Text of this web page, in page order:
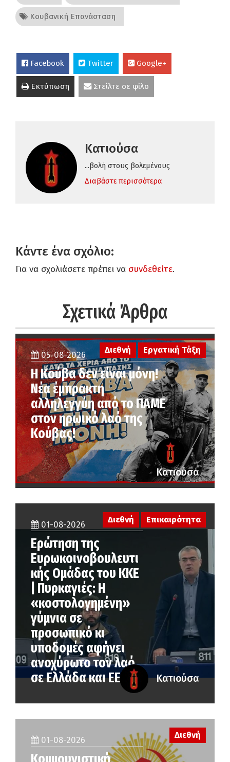
Κουβανική Επανάσταση
Facebook Twitter Google+
Εκτύπωση Στείλτε σε φίλο
Κατιούσα
...βολή στους βολεμένους
Διαβάστε περισσότερα
Κάντε ένα σχόλιο:
Για να σχολιάσετε πρέπει να συνδεθείτε.
Σχετικά Άρθρα
Διεθνή Εργατική Τάξη
05-08-2026
Η Κούβα δεν είναι μόνη!
Νέα έμπρακτη
αλληλεγγύη από το ΠΑΜΕ
στον ηρωικό λαό της
Κούβας!
Κατιούσα
01-08-2026
Ερώτηση της
Ευρωκοινοβουλευτι
κής Ομάδας του ΚΚΕ
| Πυρκαγιές: Η
«κοστολογημένη»
γύμνια σε
προσωπικό κι
υποδομές αφήνει
ανοχύρωτο τον λαό
σε Ελλάδα και ΕΕ
Διεθνή Επικαιρότητα
Κατιούσα
01-08-2026
Διεθνή